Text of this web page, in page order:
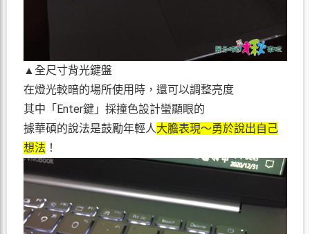
▲全尺寸背光鍵盤
在燈光較暗的場所使用時，還可以調整亮度
其中「Enter鍵」採撞色設計蠻顯眼的
據華碩的說法是鼓勵年輕人大膽表現～勇於說出自己
想法 ！